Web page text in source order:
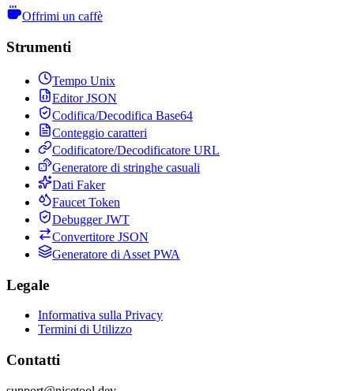
Offrimi un caffè
Strumenti
Tempo Unix
Editor JSON
Codifica/Decodifica Base64
Conteggio caratteri
Codificatore/Decodificatore URL
Generatore di stringhe casuali
Dati Faker
Faucet Token
Debugger JWT
Convertitore JSON
Generatore di Asset PWA
Legale
Informativa sulla Privacy
Termini di Utilizzo
Contatti